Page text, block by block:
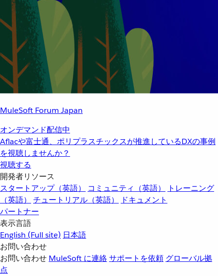
MuleSoft Forum Japan
オンデマンド配信中
Aflacや富士通、ポリプラスチックスが推進しているDXの事例
を視聴しませんか？
視聴する
開発者リソース
スタートアップ（英語）
コミュニティ（英語）
トレーニング
（英語）
チュートリアル（英語）
ドキュメント
パートナー
表示言語
English (Full site) 日本語
お問い合わせ
お問い合わせ MuleSoft に連絡サポートを依頼 グローバル拠
点